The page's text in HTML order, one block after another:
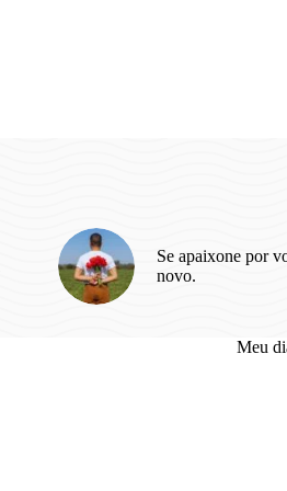
Se apaixone por
novo.
Meu